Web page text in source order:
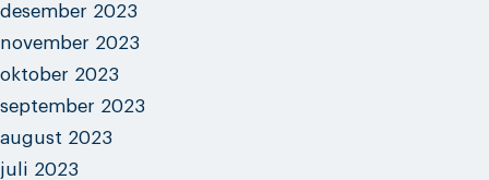
desember 2023
november 2023
oktober 2023
september 2023
august 2023
juli 2023